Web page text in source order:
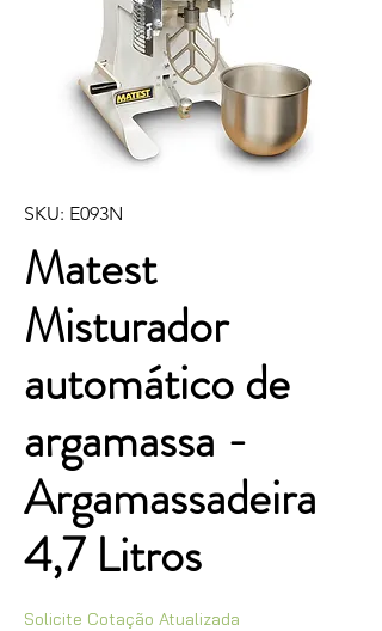
SKU: E093N
Matest
Misturador
automático de
argamassa -
Argamassadeira
4,7 Litros
Solicite Cotação Atualizada